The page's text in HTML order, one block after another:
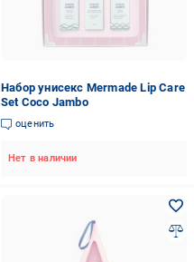
Набор унисекс Mermade Lip Care
Set Coco Jambo
оценить
Нет в наличии